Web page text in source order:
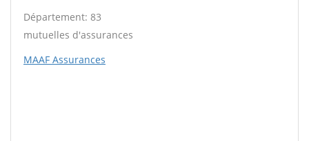
Département: 83
mutuelles d'assurances
MAAF Assurances